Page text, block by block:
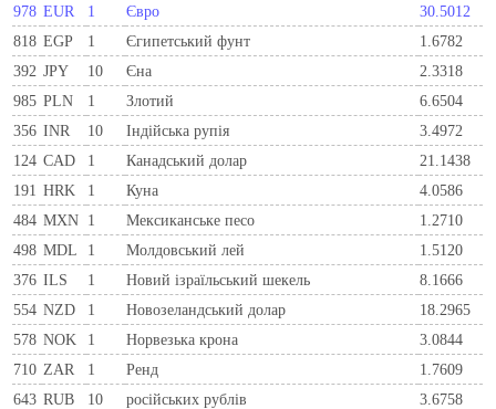
978 EUR 1 Євро
30.5012
818 EGP 1 Єгипетський фунт
1.6782
392 JPY 10 Єна
2.3318
985 PLN 1 Злотий
6.6504
356 INR 10 Індійська рупія
3.4972
124 CAD 1 Канадський долар
21.1438
191 HRK 1 Куна
4.0586
484 MXN 1 Мексиканське песо
1.2710
498 MDL 1 Молдовський лей
1.5120
376 ILS 1 Новий ізраїльський шекель
8.1666
554 NZD 1 Новозеландський долар
18.2965
578 NOK 1 Норвезька крона
3.0844
710 ZAR 1 Ренд
1.7609
643 RUB 10 російських рублів
3.6758